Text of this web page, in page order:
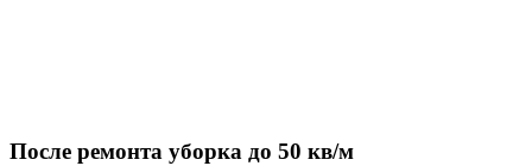
После ремонта уборка до 50 кв/м